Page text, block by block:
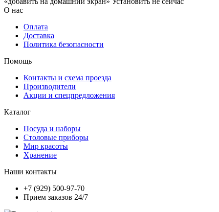
О нас
Оплата
Доставка
Политика безопасности
Помощь
Контакты и схема проезда
Производители
Акции и спецпредложения
Каталог
Посуда и наборы
Столовые приборы
Мир красоты
Хранение
Наши контакты
+7 (929) 500-97-70
Прием заказов 24/7